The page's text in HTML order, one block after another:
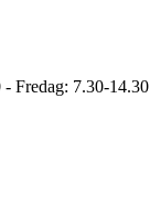
Fredag: 7.30-14.30